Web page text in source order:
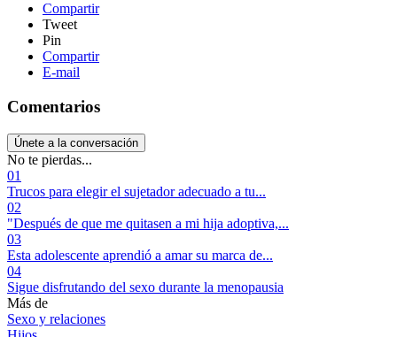
Compartir
Tweet
Pin
Compartir
E-mail
Comentarios
Únete a la conversación
No te pierdas...
01
Trucos para elegir el sujetador adecuado a tu...
02
"Después de que me quitasen a mi hija adoptiva,...
03
Esta adolescente aprendió a amar su marca de...
04
Sigue disfrutando del sexo durante la menopausia
Más de
Sexo y relaciones